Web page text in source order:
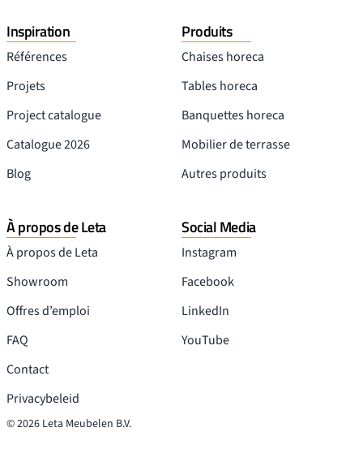
Inspiration
Références
Projets
Project catalogue
Catalogue 2026
Blog
Produits
Chaises horeca
Tables horeca
Banquettes horeca
Mobilier de terrasse
Autres produits
À propos de Leta
À propos de Leta
Showroom
Offres d’emploi
FAQ
Contact
Privacybeleid
Social Media
Instagram
Facebook
LinkedIn
YouTube
© 2026 Leta Meubelen B.V.